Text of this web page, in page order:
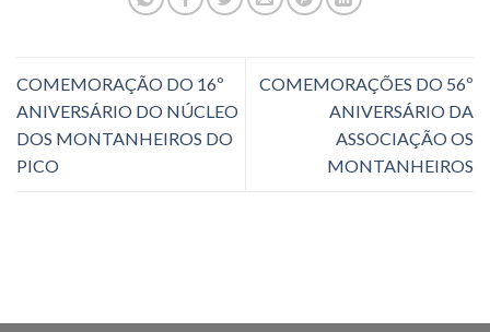
COMEMORAÇÃO DO 16º
ANIVERSÁRIO DO NÚCLEO
DOS MONTANHEIROS DO
PICO
COMEMORAÇÕES DO 56º
ANIVERSÁRIO DA
ASSOCIAÇÃO OS
MONTANHEIROS